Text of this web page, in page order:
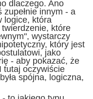
dlaczego. Ano
innym - a
logice, która
które
wystarczy
który jest
jako
- aby pokazać, że
tutaj oczywiście
spójna, logiczna,